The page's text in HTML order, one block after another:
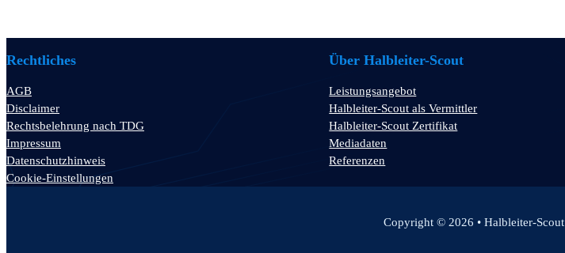
Rechtliches
AGB
Disclaimer
Rechtsbelehrung nach TDG
Impressum
Datenschutzhinweis
Cookie-Einstellungen
Über Halbleiter-Scout
Leistungsangebot
Halbleiter-Scout als Vermittler
Halbleiter-Scout Zertifikat
Mediadaten
Referenzen
Copyright © 2026 • Halbleiter-Scout